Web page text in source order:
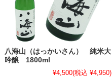
八海山（はっかいさん） 純米大
吟醸 1800ml
¥4,500(税込 ¥4,950)